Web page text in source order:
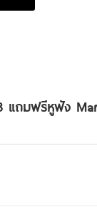
แถมฟรีหูฟัง